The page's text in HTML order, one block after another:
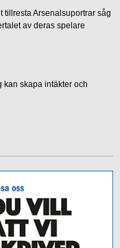
tillresta Arsenalsuportrar såg
av deras spelare
kan skapa intäkter och